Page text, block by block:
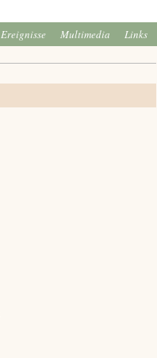
Ereignisse Multimedia Links